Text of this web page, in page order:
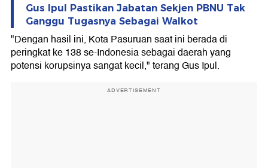
Gus Ipul Pastikan Jabatan Sekjen PBNU Tak
Ganggu Tugasnya Sebagai Walkot
"Dengan hasil ini, Kota Pasuruan saat ini berada di
peringkat ke 138 se-Indonesia sebagai daerah yang
potensi korupsinya sangat kecil," terang Gus Ipul.
ADVERTISEMENT